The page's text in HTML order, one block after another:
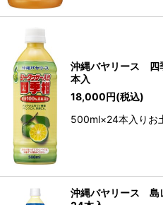
沖縄バヤリース
本入
18,000円(税込)
500ml×24本入りお
沖縄バヤリース